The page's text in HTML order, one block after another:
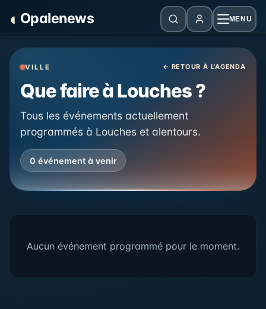
◐ Opalenews MENU
VILLE ← RETOUR À L'AGENDA
Que faire à Louches ?
Tous les événements actuellement
programmés à Louches et alentours.
0 événement à venir
Aucun événement programmé pour le moment.